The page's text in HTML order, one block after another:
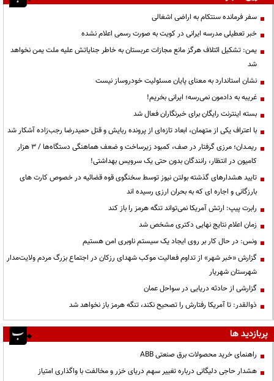
سفر فرمانده سنتکام به اراضی اشغالی
خبر تعطیلی مدرسه ایرانی در کویت به صورت رسمی اعلام نشده
یمن: تشکیل ائتلاف هرگز مانع مجازات عربستان به خاطر جنایاتش علیه ملت یمن نخواهد
شد
نشان استاندارد به معنای پایان مسئولیت خودروساز نیست
غریبه به دادمون نمی‌رسه؛ ایرانی بخریم!
بسته اینترنت رایگان برای خبرنگاران فعال شد
با اعتراف یکی از متهمان، ابعاد تازه‌ای از پرونده ربایش و قتل حمیدرضا رجب‌زاده آشکار شد
ریمـدان؛ مرزی گرفتار در صف، کمبود زیرساخت و ضعف هماهنگی دستگاه‌ها / ۳ هزار
کامیون در انتظار، رانندگان بدون حتی یک سرویس بهداشتی!
تایید هشدارهای گذشته بولتن نیوز توسط سخنگوی قوه قضائیه در خصوص کارت های
بارزگانی و اجاره ای که به بحران ارزی رسیده اند
رابرت پیپ: ارتش آمریکا نمی‌تواند تنگه هرمز را باز کند
زمان اعلام نتایج نهایی دکتری مشخص شد
ونس: در حال کار بر روی ایجاد یک سیستم ناوبری امن هستیم
گزارش «خبر شهر» از تداوم فعالیت موکب شهدای رزکان در اجتماع بزرگ مردم ولایت‌مدار
شهرستان شهریار
گزارشی از حادثه دریایی در سواحل عمان
ذوالقدر: تا آمریکا رفتارش را تصحیح نکند، تنگه هرمز باز نخواهد شد
پربازدید ها
راهنمای خرید محصولات برق صنعتی ABB
هشدار حاجی دلیگانی درباره تغییر سهم دریای خزر و مخالفت با واگذاری امتیاز